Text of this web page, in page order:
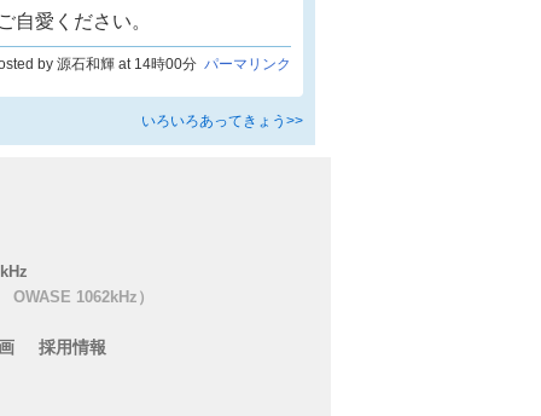
自愛ください。
by 源石和輝 at 14時00分 パーマリンク
いろいろあってきょう>>
OWASE 1062kHz）
採用情報